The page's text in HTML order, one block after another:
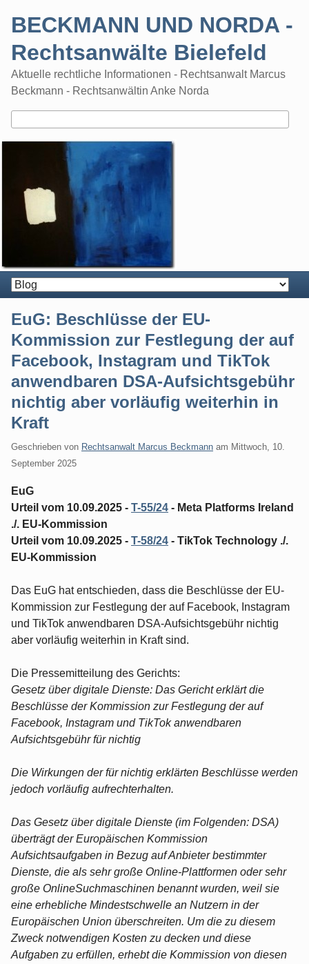
BECKMANN UND NORDA -
Rechtsanwälte Bielefeld
Aktuelle rechtliche Informationen - Rechtsanwalt Marcus
Beckmann - Rechtsanwältin Anke Norda
EuG: Beschlüsse der EU-
Kommission zur Festlegung der auf
Facebook, Instagram und TikTok
anwendbaren DSA-Aufsichtsgebühr
nichtig aber vorläufig weiterhin in
Kraft
Geschrieben von Rechtsanwalt Marcus Beckmann am Mittwoch, 10.
September 2025
EuG
Urteil vom 10.09.2025 - T-55/24 - Meta Platforms Ireland
./. EU-Kommission
Urteil vom 10.09.2025 - T-58/24 - TikTok Technology ./.
EU-Kommission
Das EuG hat entschieden, dass die Beschlüsse der EU-
Kommission zur Festlegung der auf Facebook, Instagram
und TikTok anwendbaren DSA-Aufsichtsgebühr nichtig
aber vorläufig weiterhin in Kraft sind.
Die Pressemitteilung des Gerichts:
Gesetz über digitale Dienste: Das Gericht erklärt die
Beschlüsse der Kommission zur Festlegung der auf
Facebook, Instagram und TikTok anwendbaren
Aufsichtsgebühr für nichtig
Die Wirkungen der für nichtig erklärten Beschlüsse werden
jedoch vorläufig aufrechterhalten.
Das Gesetz über digitale Dienste (im Folgenden: DSA)
überträgt der Europäischen Kommission
Aufsichtsaufgaben in Bezug auf Anbieter bestimmter
Dienste, die als sehr große Online-Plattformen oder sehr
große OnlineSuchmaschinen benannt wurden, weil sie
eine erhebliche Mindestschwelle an Nutzern in der
Europäischen Union überschreiten. Um die zu diesem
Zweck notwendigen Kosten zu decken und diese
Aufgaben zu erfüllen, erhebt die Kommission von diesen